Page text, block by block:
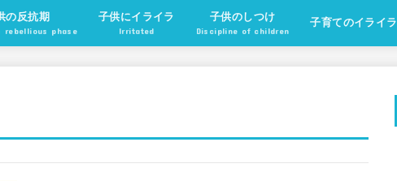
の反抗期
rebellious phase
子供にイライラ
Irritated
子供のしつけ
Discipline of children
子育てのイライラ